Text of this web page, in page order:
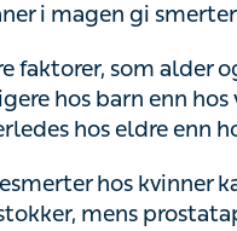
faktorer, som alder
hos voksne og
mennesker.
hos kvinner
mens
forskjøvet, og